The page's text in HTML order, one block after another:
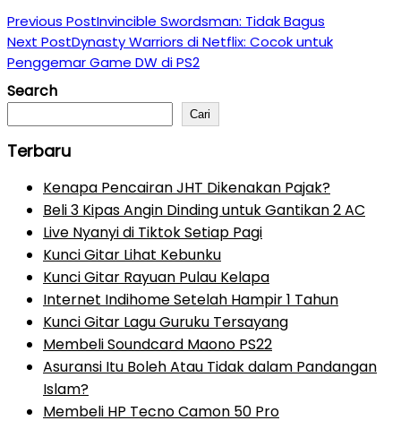
Previous PostInvincible Swordsman: Tidak Bagus
Next PostDynasty Warriors di Netflix: Cocok untuk
Penggemar Game DW di PS2
Search
Cari
Terbaru
Kenapa Pencairan JHT Dikenakan Pajak?
Beli 3 Kipas Angin Dinding untuk Gantikan 2 AC
Live Nyanyi di Tiktok Setiap Pagi
Kunci Gitar Lihat Kebunku
Kunci Gitar Rayuan Pulau Kelapa
Internet Indihome Setelah Hampir 1 Tahun
Kunci Gitar Lagu Guruku Tersayang
Membeli Soundcard Maono PS22
Asuransi Itu Boleh Atau Tidak dalam Pandangan
Islam?
Membeli HP Tecno Camon 50 Pro